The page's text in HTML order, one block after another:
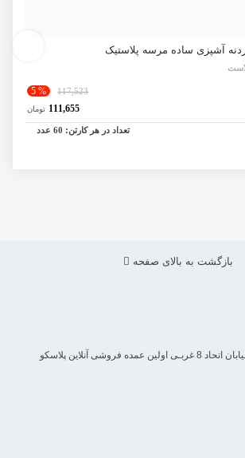
آشپزی ساده مرسه پلاستیک
117,523
% 5
111,655 تومان
تعداد در هر کارتن: 60 عدد
بازگشت به بالای صفحه
تهران، تهرانپارس خیابان اتحاد 8 غربـی اولین عمده فروشی آنلاین پلاسکو